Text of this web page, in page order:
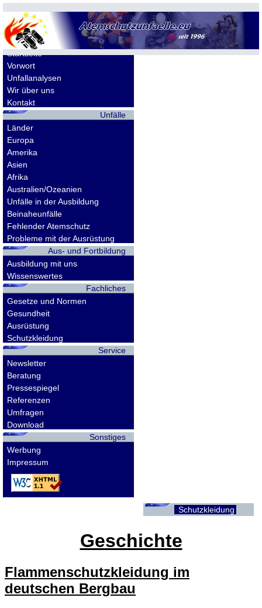
Allgemeines
Startseite
Vorwort
Unfallanalysen
Wir über uns
Kontakt
Unfälle
Länder
Europa
Amerika
Asien
Afrika
Australien/Ozeanien
Unfälle in der Ausbildung
Beinaheunfälle
Fehlender Atemschutz
Probleme mit der Ausrüstung
Aus- und Fortbildung
Ausbildung mit uns
Wissenswertes
Fachliches
Gesetze und Normen
Gesundheit
Ausrüstung
Schutzkleidung
Service
Newsletter
Beratung
Pressespiegel
Referenzen
Umfragen
Download
Sonstiges
Werbung
Impressum
Schutzkleidung
Geschichte
Flammenschutzkleidung im
deutschen Bergbau